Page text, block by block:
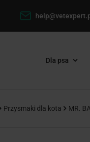
Dla psa
Przysmaki dla kota MR.